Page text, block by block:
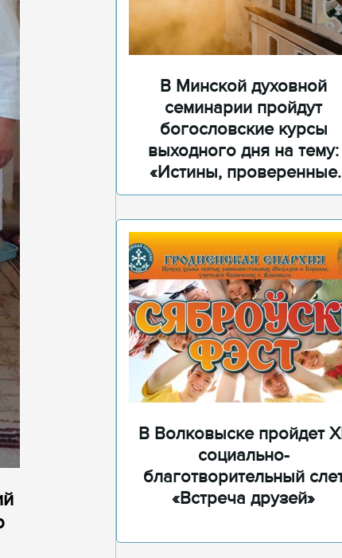
В Минской духовной
семинарии пройдут
богословские курсы
выходного дня на тему:
«Истины, проверенные
временем»
В Волковыске пройдет
социально-
благотворительный
«Встреча друзей»